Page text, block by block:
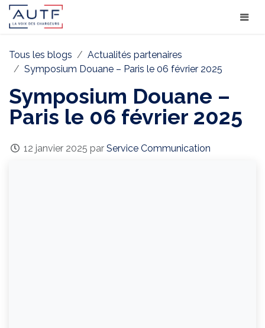
Tous les blogs
Actualités partenaires
Symposium Douane – Paris le 06 février 2025
Symposium Douane –
Paris le 06 février 2025
12 janvier 2025 par Service Communication